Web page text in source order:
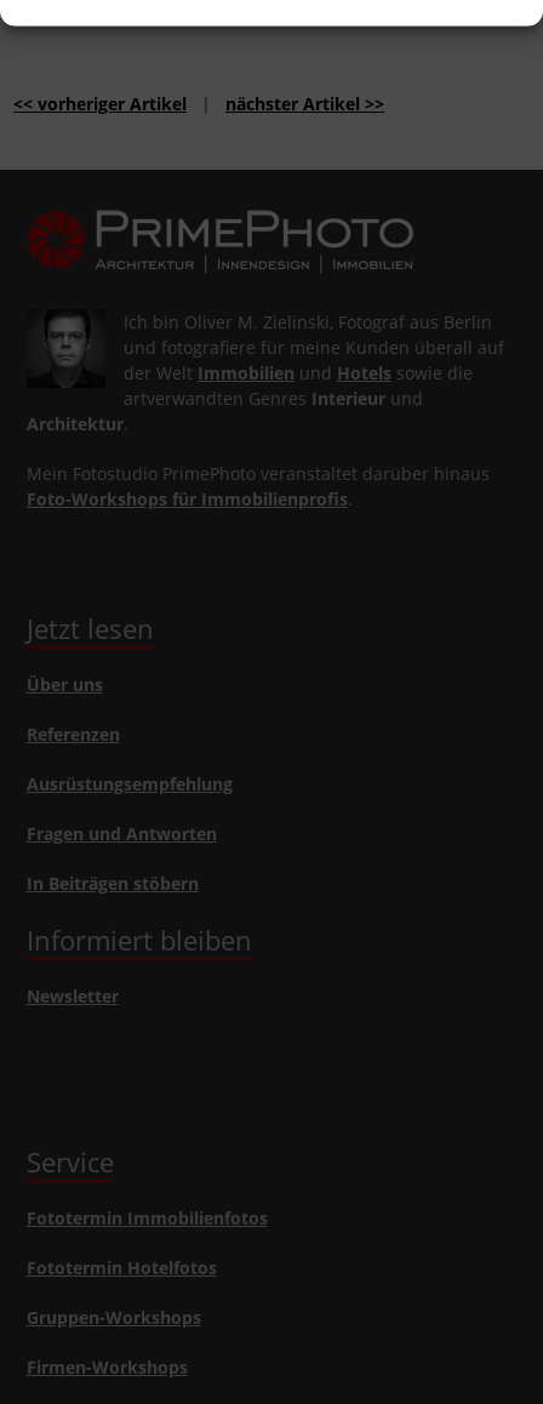
<< vorheriger Artikel | nächster Artikel >>
Ich bin Oliver M. Zielinski, Fotograf aus Berlin
und fotografiere für meine Kunden überall auf
der Welt Immobilien und Hotels sowie die
artverwandten Genres Interieurund
Architektur.
Mein Fotostudio PrimePhoto veranstaltet darüber hinaus
Foto-Workshops für Immobilienprofis.
Jetzt lesen
Über uns
Referenzen
Ausrüstungsempfehlung
Fragen und Antworten
In Beiträgen stöbern
Informiert bleiben
Newsletter
Service
Fototermin Immobilienfotos
Fototermin Hotelfotos
Gruppen-Workshops
Firmen-Workshops